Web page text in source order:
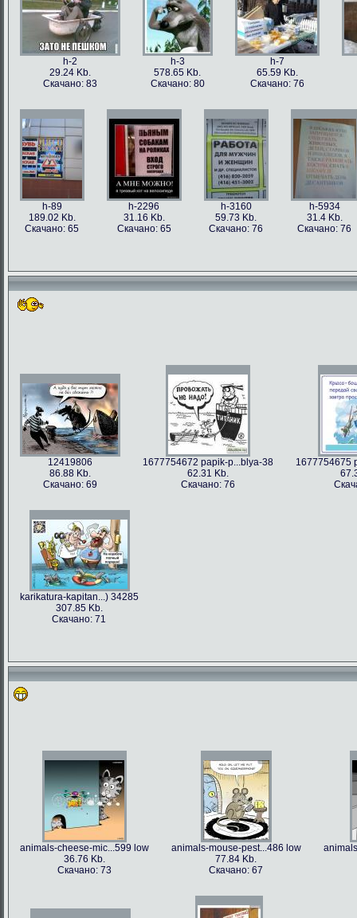
h-2
29.24 Kb.
Скачано: 83
h-3
578.65 Kb.
Скачано: 80
h-7
65.59 Kb.
Скачано: 76
h-89
189.02 Kb.
Скачано: 65
h-2296
31.16 Kb.
Скачано: 65
h-3160
59.73 Kb.
Скачано: 76
h-5934
31.4 Kb.
Скачано: 76
12419806
86.88 Kb.
Скачано: 69
1677754672 papik-p...blya-38
62.31 Kb.
Скачано: 76
1677754675
karikatura-kapitan...) 34285
307.85 Kb.
Скачано: 71
animals-cheese-mic...599 low
36.76 Kb.
Скачано: 73
animals-mouse-pest...486 low
77.84 Kb.
Скачано: 67